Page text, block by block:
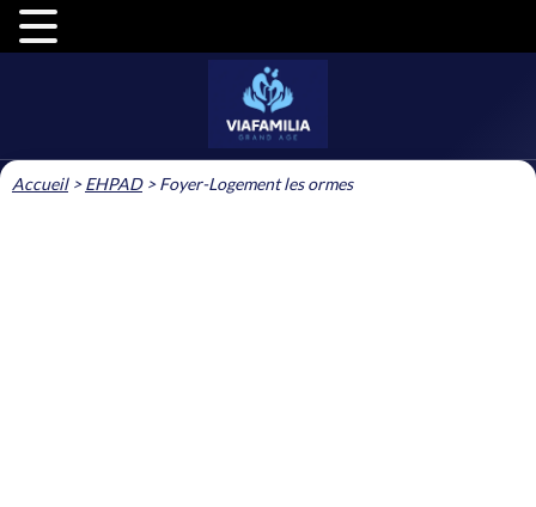
Accueil>EHPAD>Foyer-Logement les ormes